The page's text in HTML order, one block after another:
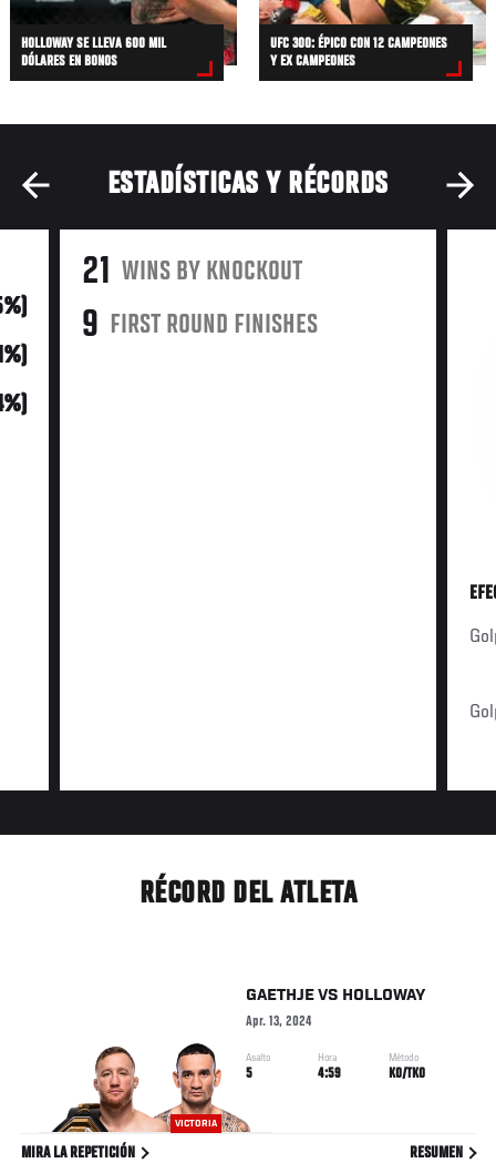
HOLLOWAY SE LLEVA 600 MIL
DÓLARES EN BONOS
UFC 300: ÉPICO CON 12 CAMPEONES
Y EX CAMPEONES
ESTADÍSTICAS Y RÉCORDS
21 WINS BY KNOCKOUT
9 FIRST ROUND FINISHES
RÉCORD DEL ATLETA
VICTORIA
GAETHJE VS HOLLOWAY
Apr. 13, 2024
Asalto
5
Hora
4:59
Método
KO/TKO
MIRA LA REPETICIÓN RESUMEN